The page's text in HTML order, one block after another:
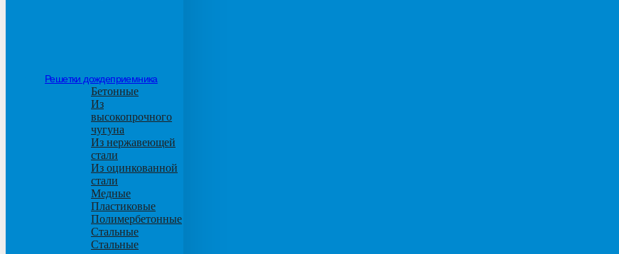
Решетки дождеприемника
Бетонные
Из
высокопрочного
чугуна
Из нержавеющей
стали
Из оцинкованной
стали
Медные
Пластиковые
Полимербетонные
Стальные
Стальные